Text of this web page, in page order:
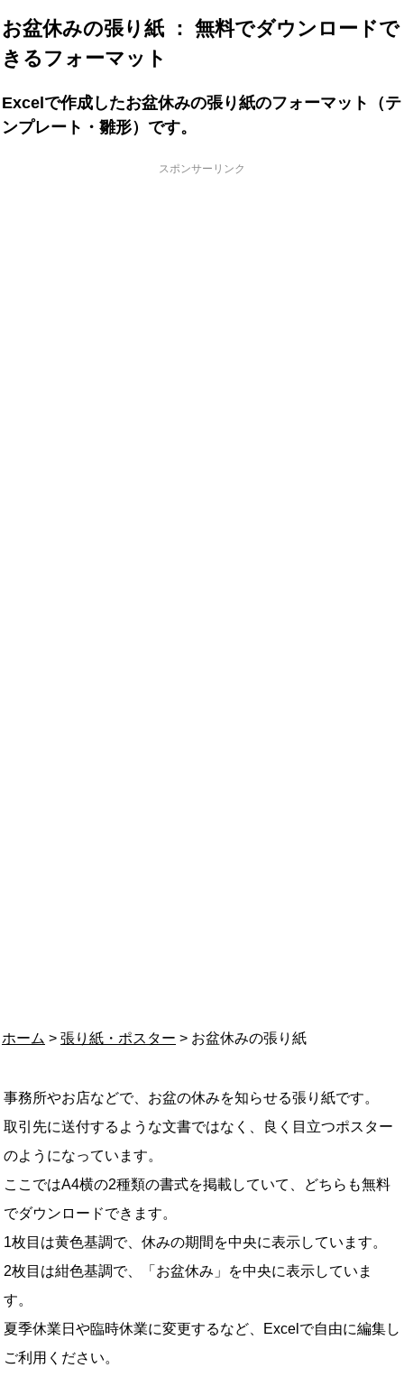
お盆休みの張り紙 ： 無料でダウンロードで
きるフォーマット
Excelで作成したお盆休みの張り紙のフォーマット（テ
ンプレート・雛形）です。
スポンサーリンク
ホーム > 張り紙・ポスター > お盆休みの張り紙
事務所やお店などで、お盆の休みを知らせる張り紙です。
取引先に送付するような文書ではなく、良く目立つポスター
のようになっています。
ここではA4横の2種類の書式を掲載していて、どちらも無料
でダウンロードできます。
1枚目は黄色基調で、休みの期間を中央に表示しています。
2枚目は紺色基調で、「お盆休み」を中央に表示していま
す。
夏季休業日や臨時休業に変更するなど、Excelで自由に編集し
ご利用ください。